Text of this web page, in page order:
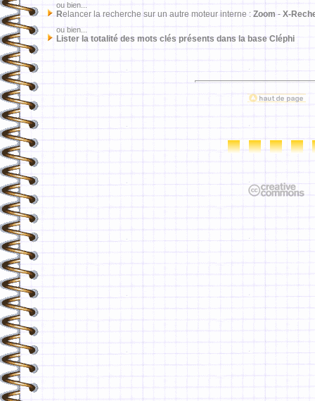
ou bien...
Relancer la recherche sur un autre moteur interne : Zoom - X-
ou bien...
Lister la totalité des mots clés présents dans la base Cléphi